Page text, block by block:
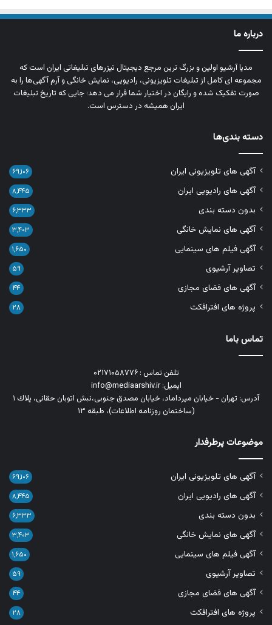
درباره ما
مدیا آرشیو اولین و بزرگ‌ ترین مرجع دیجیتال تیزرهای تبلیغاتی ایران است که
مجموعه‌ ای کامل از تبلیغات تلویزیونی، رادیویی، نمایش خانگی و آرم‌ آگهی‌ها را به‌
صورت تفکیک‌ شده و رایگان در اختیار شما قرار می‌ دهد؛ جایی که تاریخ تبلیغات
ایران همیشه در دسترس است.
دسته بندی‌ها
آگهی های تلویزیونی ایران ۶۹,۱۰۶
آگهی های رادیویی ایران ۸,۴۴۵
بدون دسته بندی ۶,۳۳۳
آگهی های نمایش خانگی ۳,۴۰۳
آگهی فیلم های سینمایی ۱,۶۵۰
تصاویر آرشیوی ۵۹
آگهی های فضای مجازی ۴۴
پروژه های افترافکت ۲۸
تماس باما
تلفن تماس : ۰۲۱۷۱۰۵۸۷۷۶
ایمیل: info@mediaarshiv.ir
آدرس: تهران - خیابان میرداماد، خیابان مصدق جنوبی،نبش اتوبان حقانی، پلاك ١
(ساختمان روزنامه اطلاعات)، طبقه ۱۳
موضوعات پرطرفدار
آگهی های تلویزیونی ایران ۶۹,۱۰۶
آگهی های رادیویی ایران ۸,۴۴۵
بدون دسته بندی ۶,۳۳۳
آگهی های نمایش خانگی ۳,۴۰۳
آگهی فیلم های سینمایی ۱,۶۵۰
تصاویر آرشیوی ۵۹
آگهی های فضای مجازی ۴۴
پروژه های افترافکت ۲۸